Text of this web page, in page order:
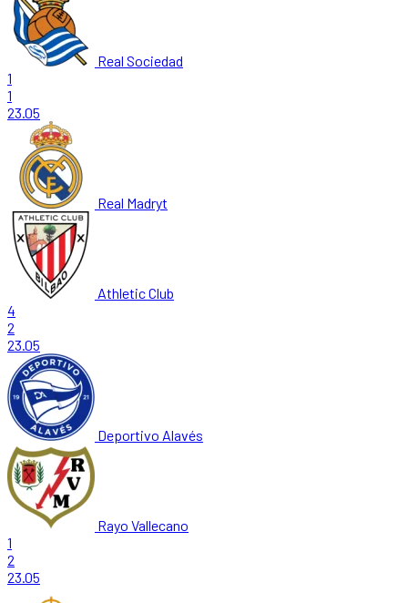
Real Sociedad
1
1
23.05
Real Madryt
Athletic Club
4
2
23.05
Deportivo Alavés
Rayo Vallecano
1
2
23.05